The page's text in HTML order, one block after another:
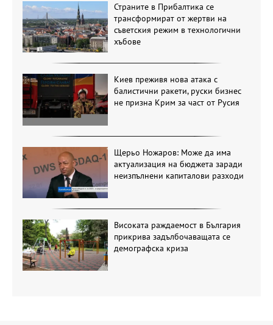
Страните в Прибалтика се
трансформират от жертви на
съветския режим в технологични
хъбове
Киев преживя нова атака с
балистични ракети, руски бизнес
не призна Крим за част от Русия
Щерьо Ножаров: Може да има
актуализация на бюджета заради
неизпълнени капиталови разходи
Високата раждаемост в България
прикрива задълбочаващата се
демографска криза